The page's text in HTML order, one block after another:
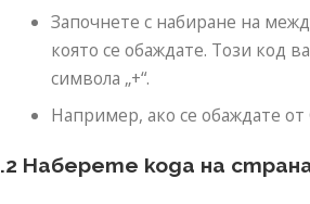
Започнете с набиране на
която се обаждате. Този код
символа „+“.
Например, ако се обаждате
Наберете кода на